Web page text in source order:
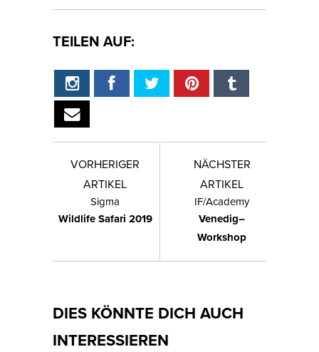
TEILEN AUF:
VORHERIGER
ARTIKEL
Sigma
Wildlife Safari 2019
NÄCHSTER
ARTIKEL
IF/Academy
Venedig–
Workshop
DIES KÖNNTE DICH AUCH
INTERESSIEREN